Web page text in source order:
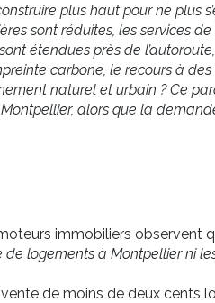
plus haut pour ne plus
sont réduites, les services
étendues près de
carbone, le recours à
naturel et urbain ? Ce
alors que la
immobiliers observent
logements à Montpellier ni
de moins de deux cents